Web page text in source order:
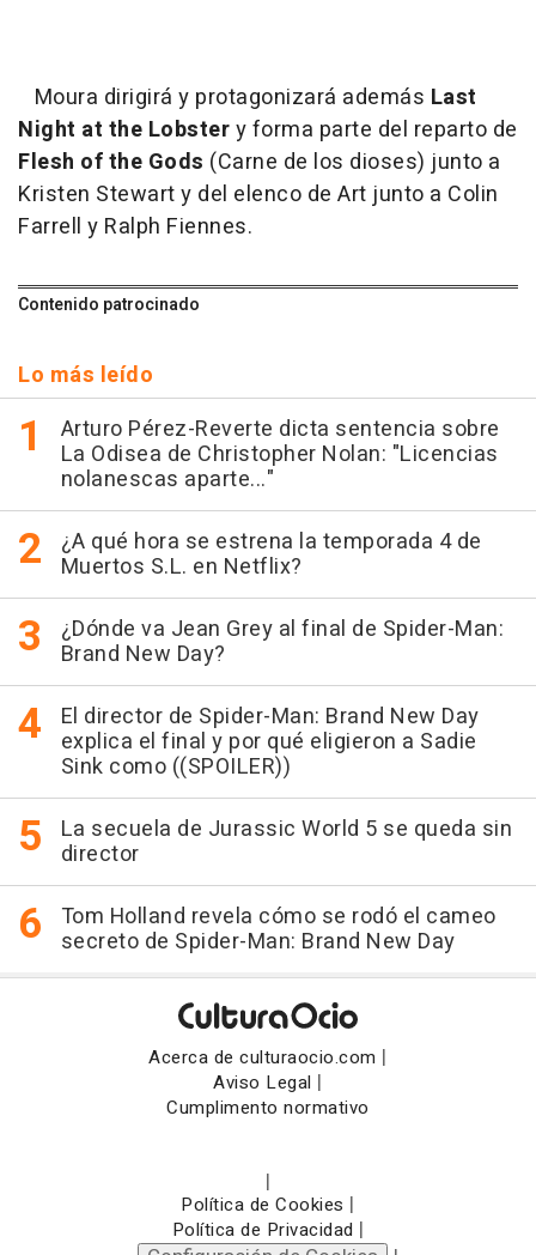
Moura dirigirá y protagonizará además Last
Night at the Lobstery forma parte del reparto de
Flesh of the Gods (Carne de los dioses) junto a
Kristen Stewart y del elenco de Art junto a Colin
Farrell y Ralph Fiennes.
Contenido patrocinado
Lo más leído
Arturo Pérez-Reverte dicta sentencia sobre
La Odisea de Christopher Nolan: "Licencias
nolanescas aparte..."
¿A qué hora se estrena la temporada 4 de
Muertos S.L. en Netflix?
¿Dónde va Jean Grey al final de Spider-Man:
Brand New Day?
El director de Spider-Man: Brand New Day
explica el final y por qué eligieron a Sadie
Sink como ((SPOILER))
La secuela de Jurassic World 5 se queda sin
director
Tom Holland revela cómo se rodó el cameo
secreto de Spider-Man: Brand New Day
Acerca de culturaocio.com |
Aviso Legal |
Cumplimento normativo
|
Política de Cookies |
Política de Privacidad |